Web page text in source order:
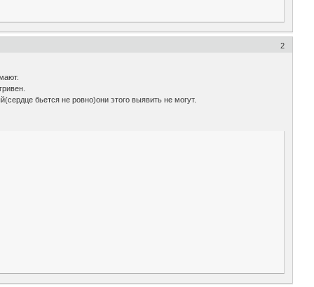
2
бьется не ровно)они этого выявить не могут.